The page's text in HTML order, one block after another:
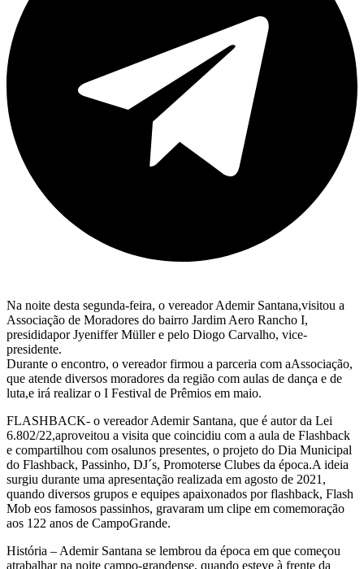
Na noite desta segunda-feira, o vereador Ademir Santana,visitou a
Associação de Moradores do bairro Jardim Aero Rancho I,
presididapor Jyeniffer Müller e pelo Diogo Carvalho, vice-
presidente.
Durante o encontro, o vereador firmou a parceria com aAssociação,
que atende diversos moradores da região com aulas de dança e de
luta,e irá realizar o I Festival de Prêmios em maio.
FLASHBACK- o vereador Ademir Santana, que é autor da Lei
6.802/22,aproveitou a visita que coincidiu com a aula de Flashback
e compartilhou com osalunos presentes, o projeto do Dia Municipal
do Flashback, Passinho, DJ´s, Promoterse Clubes da época.A ideia
surgiu durante uma apresentação realizada em agosto de 2021,
quando diversos grupos e equipes apaixonados por flashback, Flash
Mob eos famosos passinhos, gravaram um clipe em comemoração
aos 122 anos de CampoGrande.
História – Ademir Santana se lembrou da época em que começou
atrabalhar na noite campo-grandense, quando esteve à frente da